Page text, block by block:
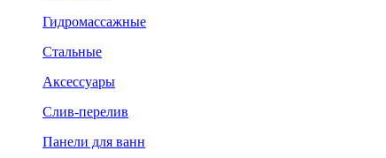
Гидромассажные
Стальные
Аксессуары
Слив-перелив
Панели для ванн